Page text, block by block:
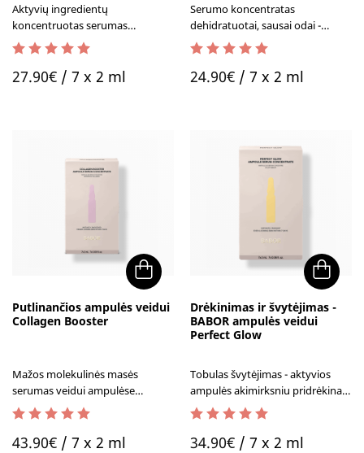
Aktyvių ingredientų
koncentruotas serumas
nusilpusiai, pavargusiai odai su
vitaminu A, C, E ir niacinamidu
(B3). out of 5
27.90€/ 7 x 2 ml
Serumo koncentratas
dehidratuotai, sausai odai -
BABOR drėkinančios ampulės
veidui yra vienos populiariausių!
out of 5
24.90€/ 7 x 2 ml
Putlinančios ampulės veidui
Collagen Booster
Mažos molekulinės masės
serumas veidui ampulėse
suteikia daugiau elastingumo ir
mažina raukšles.
43.90€/ 7 x 2 ml
Drėkinimas ir švytėjimas -
BABOR ampulės veidui
Perfect Glow
Tobulas švytėjimas - aktyvios
ampulės akimirksniu pridrėkina,
suteikia išskirtinį odos spindesį.
BABOR ampulės veidui Perfect
Glow tai tikra legenda!
34.90€/ 7 x 2 ml